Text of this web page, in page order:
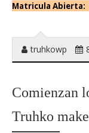
Matricula Abierta:
truhkowp
Comienzan
Truhko